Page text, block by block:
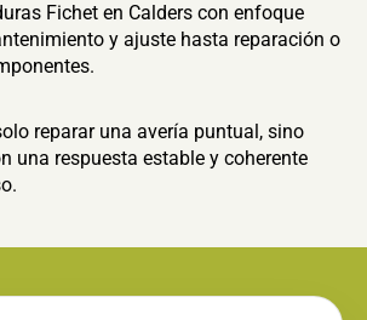
Fichet en Calders con enfoque
y ajuste hasta reparación o
reparar una avería puntual, sino
una respuesta estable y coherente